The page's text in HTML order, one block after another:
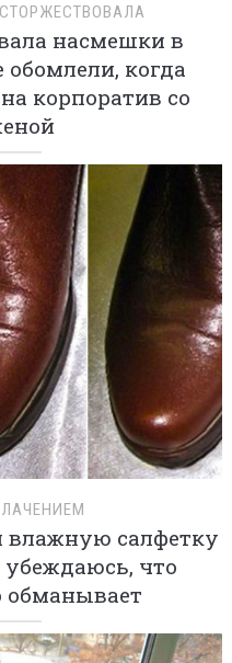
насмешки в
обомлели, когда
корпоратив со
салфетку
что
обманывает